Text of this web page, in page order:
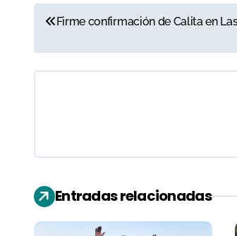
N
a
v
a
c
i
Firme confirmación de Calita en
Entradas relacionadas